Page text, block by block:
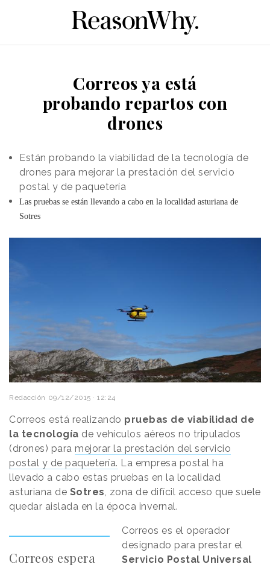
Correos ya está
probando repartos con
drones
Están probando la viabilidad de la tecnología de
drones para mejorar la prestación del servicio
postal y de paquetería
Las pruebas se están llevando a cabo en la localidad asturiana de
Sotres
Redacción 09/12/2015 · 12:24
Correos está realizando pruebas de viabilidad de
la tecnología de vehículos aéreos no tripulados
(drones) para mejorar la prestación del servicio
postal y de paquetería. La empresa postal ha
llevado a cabo estas pruebas en la localidad
asturiana de Sotres, zona de difícil acceso que suele
quedar aislada en la época invernal.
Correos espera
Correos es el operador
designado para prestar el
Servicio Postal Universal